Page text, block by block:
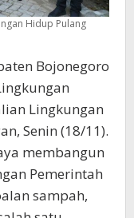
Hidup Pulang
Bojonegoro
Lingkungan
Senin (18/11).
membangun
Pemerintah
sampah,